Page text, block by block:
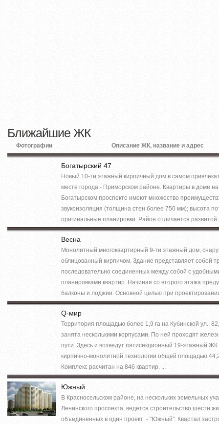
Ближайшие ЖК
Фотографии Описание ЖК, название и адрес
Богатырский 47
Новый 10-ти этажный кирпичный дом в самом
месте города - Приморском районе. Квартиры в доме на
Богатырском проспекте имеют множество
звукоизоляция (толщина стен более 750 мм); высота
оригинальные планировки. Район отличается
Весна
Монолитный многоквартирный 9-ти этажный дом,
облицованный кирпичом. Здание представляет собой
последовательно соединенных между собой с
планировками квартир. Начиная со второго этажа
балконы и лоджии. Основной целью при
Q-мир
Территория площадью более 1,9 га на Кубинской ул.,
занята несколькими корпусами. По ней проходят
пути. Здесь и возведут пятисекционный 19-этажный
кирпично-монолитной технологии общей площадью
Комплекс расчитан на 846 квартир. ...
Южный
В Красносельском районе, на нескольких земельных
Ленинского проспекта, ведется строительство шести
объединенных в один проект - "Южный". Квартал